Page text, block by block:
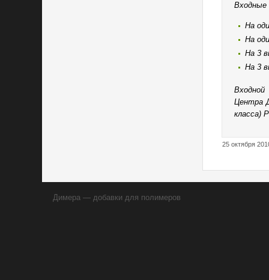
На
На
На 3
На 3
Центра
класса)
25 октября
Димера — добавки для полимеров